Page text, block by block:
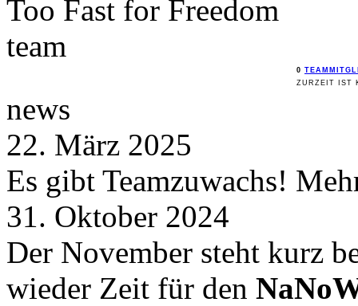
Too Fast for Freedom
team
0
ZURZEIT IST
news
22. März 2025
Es gibt Teamzuwachs!
31. Oktober 2024
Der November steht kurz
wieder Zeit für den